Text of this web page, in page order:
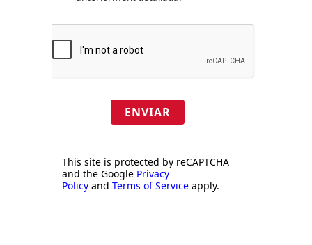
ENVIAR
This site is protected by reCAPTCHA
and the Google Privacy
Policy and Terms of Service apply.